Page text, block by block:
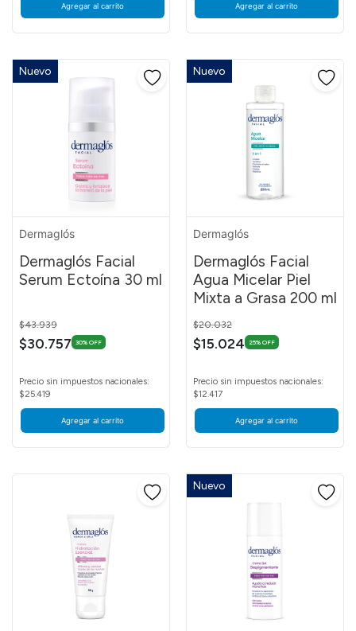
Agregar al carrito Agregar al carrito
Nuevo
Dermaglós
Dermaglós Facial
Serum Ectoína 30 ml
Price reduced from
$43.939
$30.757 30% OFF
Precio sin impuestos nacionales:
$25.419
Agregar al carrito
Nuevo
Dermaglós
Dermaglós Facial
Agua Micelar Piel
Mixta a Grasa 200 ml
Price reduced from
$20.032
$15.024 25% OFF
Precio sin impuestos nacionales:
$12.417
Agregar al carrito
Nuevo